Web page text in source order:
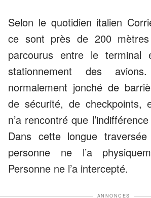
Selon le quotidien italien
ce sont près de 200
parcourus entre le
stationnement des
normalement jonché de
de sécurité, de
n’a rencontré que
Dans cette longue
personne ne l’a
Personne ne l’a intercepté.
ANNONCES